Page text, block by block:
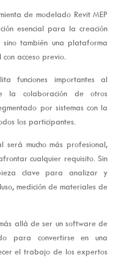
de modelado Revit MEP
esencial para la creación
también una plataforma
acceso previo.
funciones importantes al
la colaboración de otros
por sistemas con la
los participantes.
mucho más profesional,
cualquier requisito. Sin
clave para analizar y
medición de materiales de
allá de ser un software de
para convertirse en una
el trabajo de los expertos